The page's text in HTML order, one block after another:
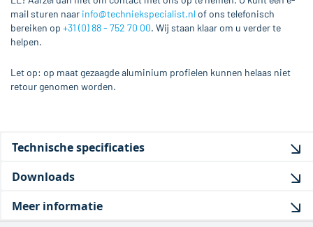
mail sturen naar info@techniekspecialist.nlof ons telefonisch
bereiken op +31 (0) 88 - 752 70 00. Wij staan klaar om u verder te
helpen.
Let op: op maat gezaagde aluminium profielen kunnen helaas niet
retour genomen worden.
Technische specificaties
Downloads
Meer informatie